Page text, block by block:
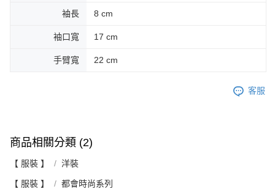
袖長 8 cm
袖口寬 17 cm
手臂寬 22 cm
客服
商品相關分類 (2)
【 服裝 】 洋裝
【 服裝 】 都會時尚系列